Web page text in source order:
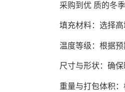
采购到优 质的冬
填充材料：选择高
温度等级：根据
尺寸与形状：确
重量与打包体积